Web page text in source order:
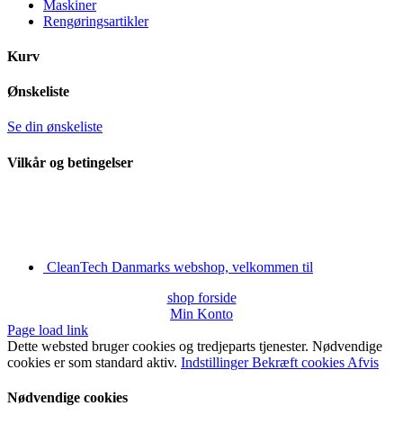
Maskiner
Rengøringsartikler
Kurv
Ønskeliste
Se din ønskeliste
Vilkår og betingelser
CleanTech Danmarks webshop, velkommen til
shop forside
Min Konto
Page load link
Dette websted bruger cookies og tredjeparts tjenester. Nødvendige
cookies er som standard aktiv. IndstillingerBekræft cookies Afvis
Nødvendige cookies